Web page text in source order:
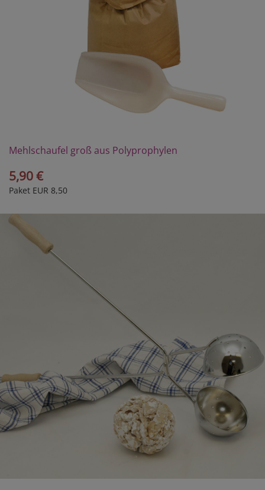
Mehlschaufel groß aus Polyprophylen
5,90 €
Paket EUR 8,50